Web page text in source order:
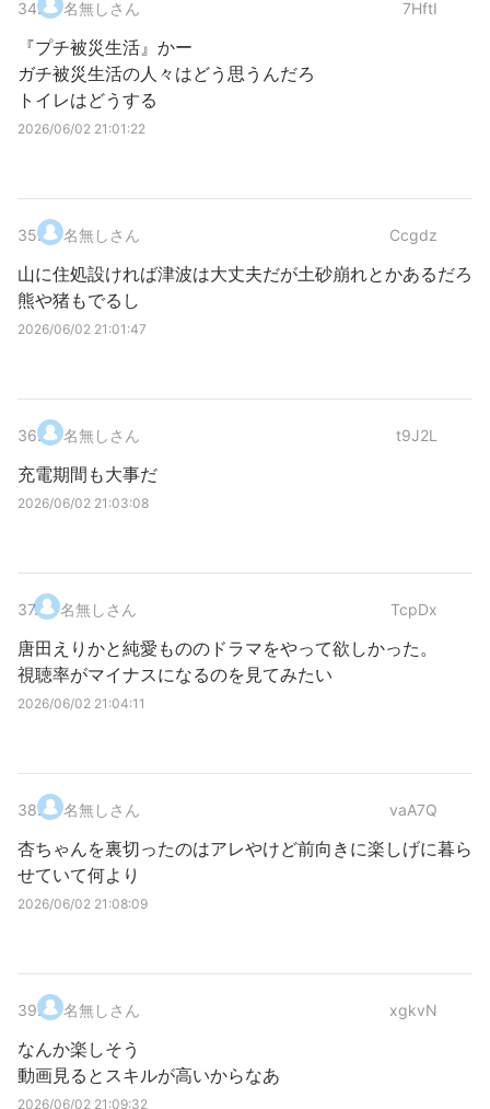
34. 名無しさん 7HftI
『プチ被災生活』かー
ガチ被災生活の人々はどう思うんだろ
トイレはどうする
2026/06/02 21:01:22
35. 名無しさん Ccgdz
山に住処設ければ津波は大丈夫だが土砂崩れとかあるだろ
熊や猪もでるし
2026/06/02 21:01:47
36. 名無しさん t9J2L
充電期間も大事だ
2026/06/02 21:03:08
37. 名無しさん TcpDx
唐田えりかと純愛もののドラマをやって欲しかった。
視聴率がマイナスになるのを見てみたい
2026/06/02 21:04:11
38. 名無しさん vaA7Q
杏ちゃんを裏切ったのはアレやけど前向きに楽しげに暮ら
せていて何より
2026/06/02 21:08:09
39. 名無しさん xgkvN
なんか楽しそう
動画見るとスキルが高いからなあ
2026/06/02 21:09:32